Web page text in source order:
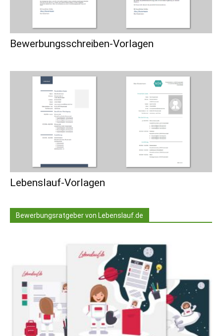
Bewerbungsschreiben-Vorlagen
Lebenslauf-Vorlagen
Bewerbungsratgeber von Lebenslauf.de